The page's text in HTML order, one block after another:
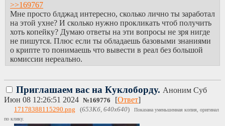
>>169767
Мне просто блджад интересно, сколько лично ты заработал
на этой ухне? И сколько нужно прокликать чтоб получить
хоть копейку? Думаю ответы на эти вопросы не зря нигде
не пишутся. Плюс если ты обладаешь базовыми знаниями
о крипте то понимаешь что вывести в реал без большой
комиссии нереально.
Приглашаем вас на Куклоборду. Аноним Суб
Июн 08 12:26:51 2024 №169776 [Ответ]
17178388115290.png (653Кб, 640x640)
Показана уменьшенная копия, оригинал
по клику.